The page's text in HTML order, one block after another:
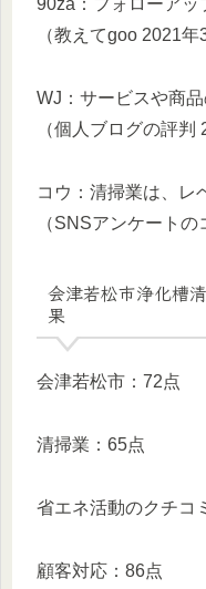
90za：フォローアッ
（教えてgoo 2021年
WJ：サービスや商
（個人ブログの評判
コウ：清掃業は、レ
（SNSアンケートの
会津若松市浄化槽
果
会津若松市：72点
清掃業：65点
省エネ活動のクチコ
顧客対応：86点